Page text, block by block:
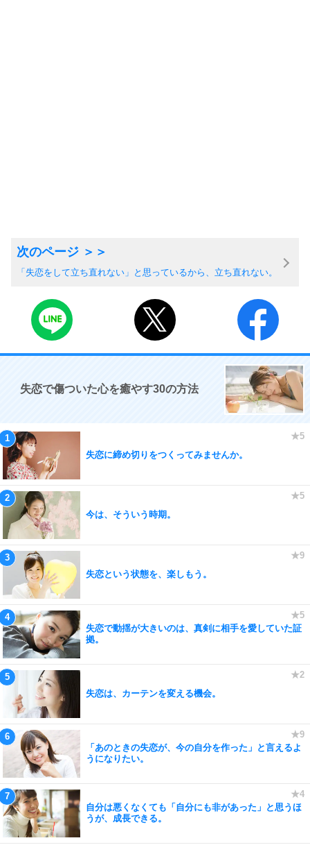
「失恋をして立ち直れない」と思っているから、立ち直れない。
失恋で傷ついた心を癒やす30の方法
失恋に締め切りをつくってみませんか。
今は、そういう時期。
失恋という状態を、楽しもう。
失恋で動揺が大きいのは、真剣に相手を愛していた証
拠。
失恋は、カーテンを変える機会。
「あのときの失恋が、今の自分を作った」と言えるよ
うになりたい。
自分は悪くなくても「自分にも非があった」と思うほ
うが、成長できる。